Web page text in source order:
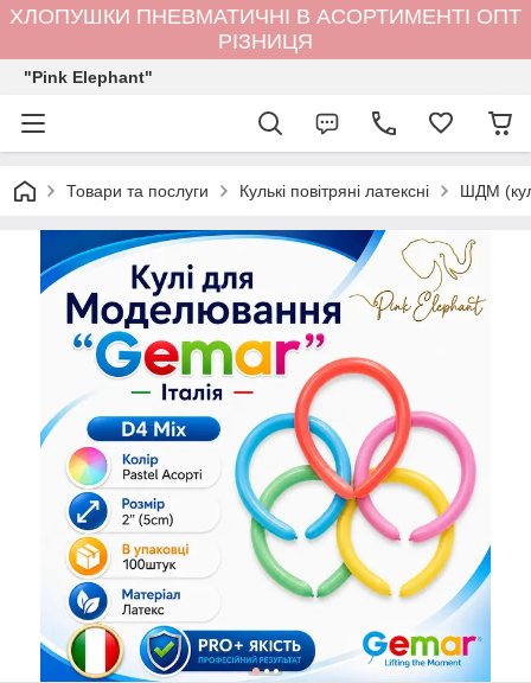
ХЛОПУШКИ ПНЕВМАТИЧНІ В АСОРТИМЕНТІ ОПТ
РІЗНИЦЯ
"Pink Elephant"
Товари та послуги Кулькi повітряні латексні ШДМ